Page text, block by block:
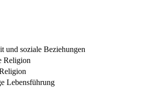
und soziale Beziehungen
Religion
Lebensführung